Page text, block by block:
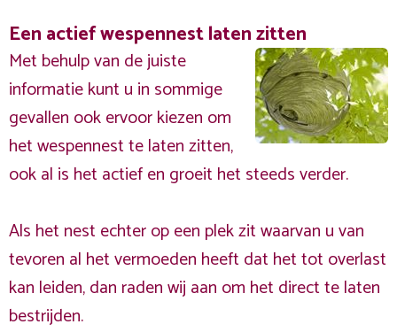
Een actief wespennest laten zitten
Met behulp van de juiste
informatie kunt u in sommige
gevallen ook ervoor kiezen om
het wespennest te laten zitten,
ook al is het actief en groeit het steeds verder.
Als het nest echter op een plek zit waarvan u van
tevoren al het vermoeden heeft dat het tot overlast
kan leiden, dan raden wij aan om het direct te laten
bestrijden.